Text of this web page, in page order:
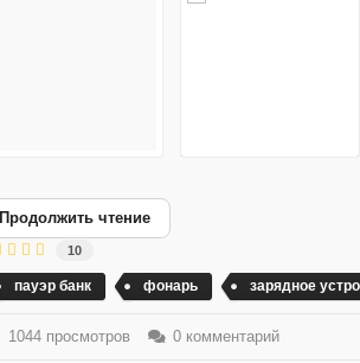
Продолжить чтение
10
пауэр банк фонарь зарядное
1044 просмотров 0 комментарий